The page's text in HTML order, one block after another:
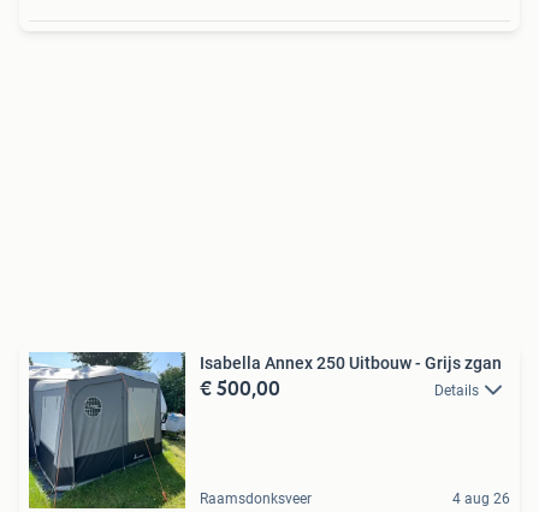
Isabella Annex 250 Uitbouw - Grijs zgan
€ 500,00 Details
Raamsdonksveer 4 aug 26